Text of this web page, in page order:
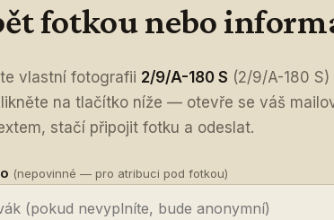
fotkou nebo
vlastní fotografii 2/9/A-180 S (2/9/A-180
na tlačítko níže — otevře se váš
stačí připojit fotku a odeslat.
(nepovinné — pro atribuci pod fotkou)